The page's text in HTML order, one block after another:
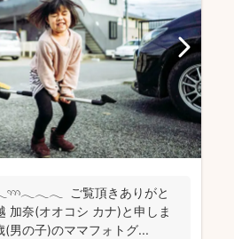
ご覧頂きありがと
加奈(オオコシ カナ)と申しま
男の子)のママフォトグ...